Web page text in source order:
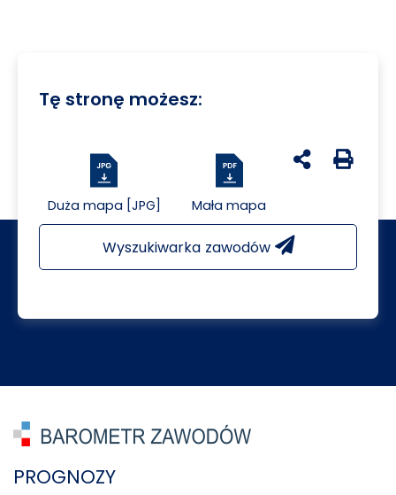
Tę stronę możesz:
Duża mapa [JPG] Mała mapa
udostępnij na
Generuj
Wyszukiwarka zawodów
PROGNOZY